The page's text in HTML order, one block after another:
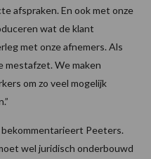
afspraken. En ook met onze
wat de klant
met onze afnemers. Als
mestafzet. We maken
om zo veel mogelijk
bekommentarieert Peeters.
wel juridisch onderbouwd